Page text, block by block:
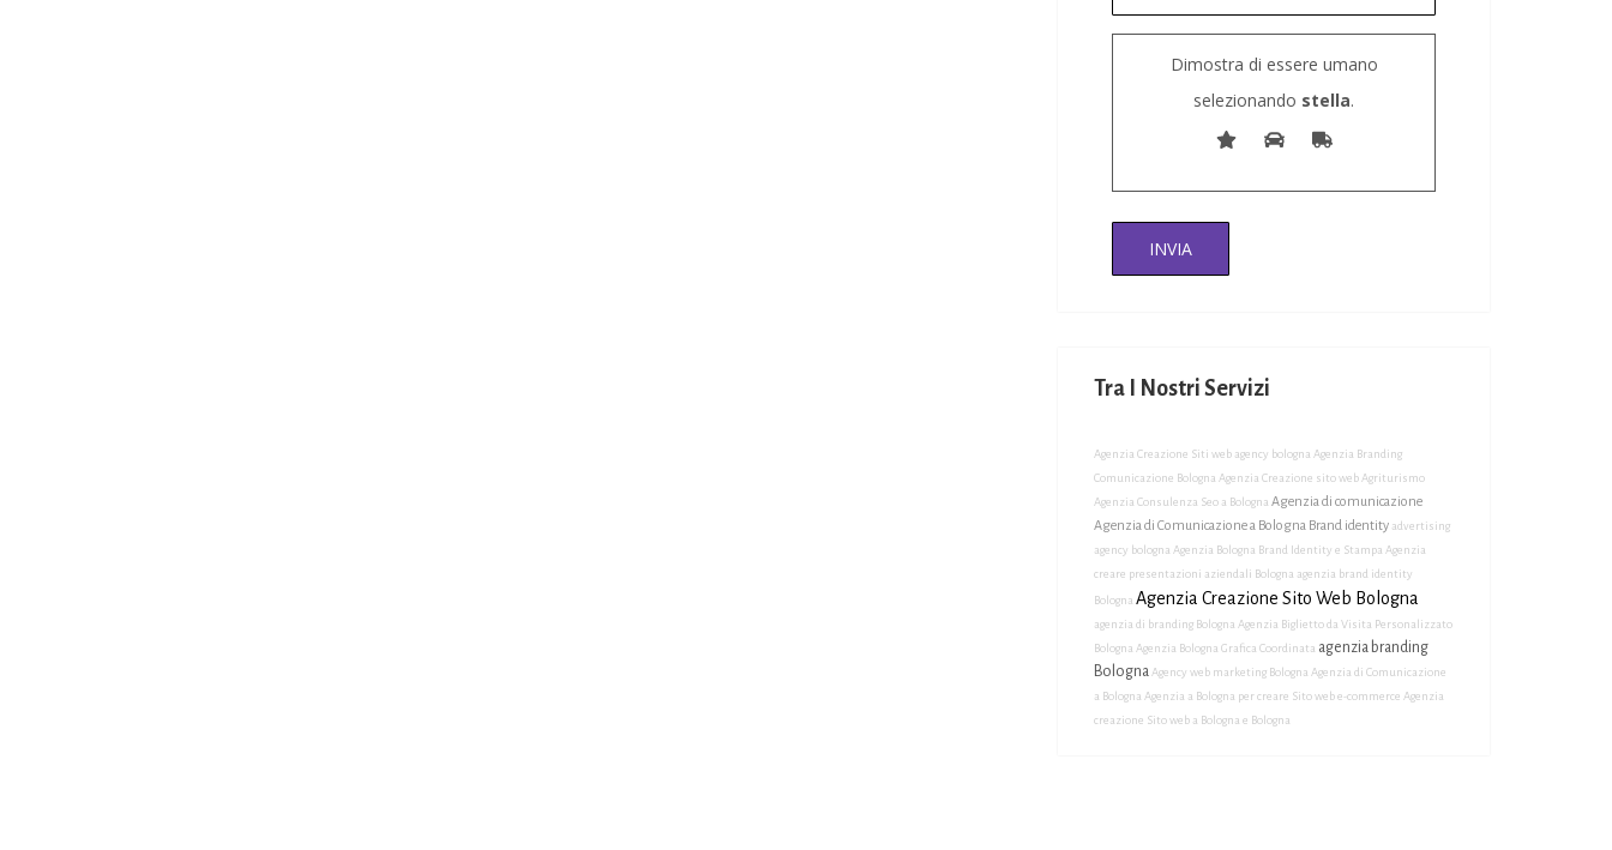
Dimostra di essere umano
selezionando stella.
Tra I Nostri Servizi
Agenzia Creazione Siti web agency bologna Agenzia Branding
Comunicazione Bologna Agenzia Creazione sito web Agriturismo
Agenzia Consulenza Seo a Bologna Agenzia di comunicazione
Agenzia di Comunicazione a Bologna Brand identity advertising
agency bologna Agenzia Bologna Brand Identity e Stampa Agenzia
creare presentazioni aziendali Bologna agenzia brand identity
Bologna Agenzia Creazione Sito Web Bologna
agenzia di branding Bologna Agenzia Biglietto da Visita Personalizzato
Bologna Agenzia Bologna Grafica Coordinata agenzia branding
Bologna Agency web marketing Bologna Agenzia di Comunicazione
a Bologna Agenzia a Bologna per creare Sito web e-commerce Agenzia
creazione Sito web a Bologna e Bologna